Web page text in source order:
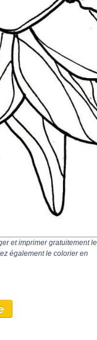
et imprimer gratuitement le
également le colorier en